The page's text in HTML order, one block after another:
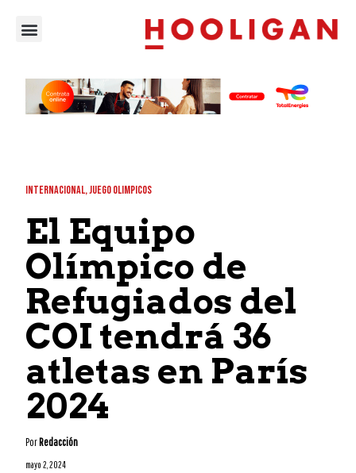
INTERNACIONAL,JUEGO OLIMPICOS
El Equipo
Olímpico de
Refugiados del
COI tendrá 36
atletas en París
2024
PorRedacción
mayo 2, 2024